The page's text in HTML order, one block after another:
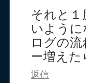
それと
いように
ログの
ー増え
返信